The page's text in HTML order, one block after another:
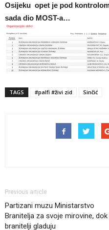
Osijeku opet je pod
sada dio MOST-a…
TAGS #palfi #živi zid Sinčić
Previous article
Partizani muzu Ministarstvo
Branitelja za svoje mirovine, dok
branitelji gladuju